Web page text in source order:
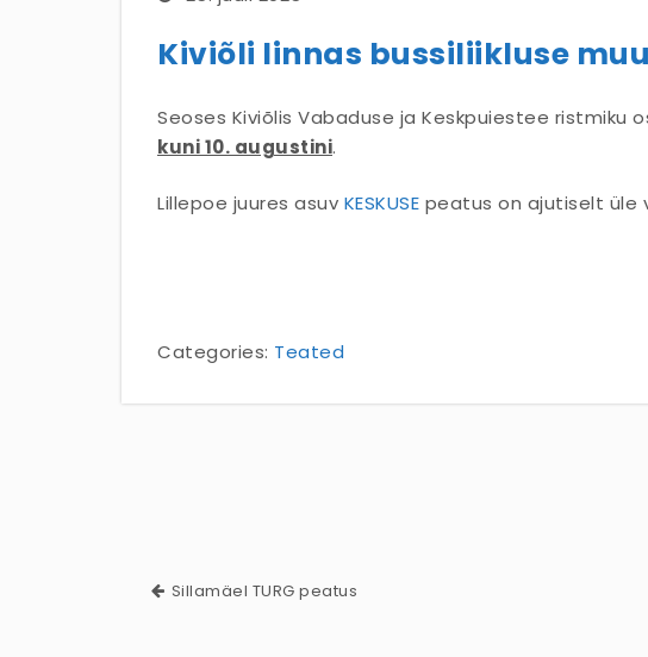
Kiviõli linnas bussiliikluse
Seoses Kiviõlis Vabaduse ja Keskpuiestee ristmiku
kuni 10. augustini.
Lillepoe juures asuv KESKUSE peatus on ajutiselt üle
Categories: Teated
Sillamäel TURG peatus